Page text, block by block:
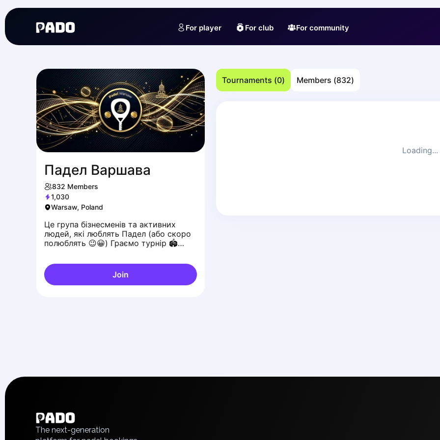
For player For club For community
English
Українська
Polski
Русский
Падел Варшава
832 Members
1,030
Warsaw, Poland
Це група бізнесменів та активних
людей, які люблять Падел (або скоро
полюблять 😉😀) Граємо турнір 🏟
пʼятницю/суботу/неділю
Join
Tournaments (0) Members (832)
Loading...
English
Українська
The next-generation